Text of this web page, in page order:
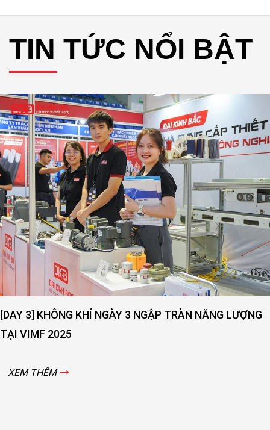
TIN TỨC NỔI BẬT
[DAY 3] KHÔNG KHÍ NGÀY 3 NGẬP TRÀN NĂNG LƯỢNG
TẠI VIMF 2025
XEM THÊM